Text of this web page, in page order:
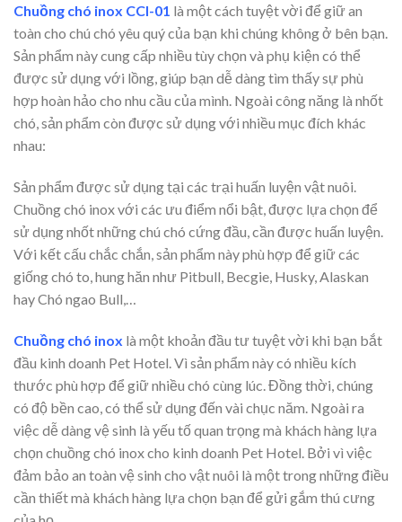
Chuồng chó inox CCI-01 là một cách tuyệt vời để giữ an
toàn cho chú chó yêu quý của bạn khi chúng không ở bên bạn.
Sản phẩm này cung cấp nhiều tùy chọn và phụ kiện có thể
được sử dụng với lồng, giúp bạn dễ dàng tìm thấy sự phù
hợp hoàn hảo cho nhu cầu của mình. Ngoài công năng là nhốt
chó, sản phẩm còn được sử dụng với nhiều mục đích khác
nhau:
Sản phẩm được sử dụng tại các trại huấn luyện vật nuôi.
Chuồng chó inox với các ưu điểm nổi bật, được lựa chọn để
sử dụng nhốt những chú chó cứng đầu, cần được huấn luyện.
Với kết cấu chắc chắn, sản phẩm này phù hợp để giữ các
giống chó to, hung hăn như Pitbull, Becgie, Husky, Alaskan
hay Chó ngao Bull,…
Chuồng chó inox là một khoản đầu tư tuyệt vời khi bạn bắt
đầu kinh doanh Pet Hotel. Vì sản phẩm này có nhiều kích
thước phù hợp để giữ nhiều chó cùng lúc. Đồng thời, chúng
có độ bền cao, có thể sử dụng đến vài chục năm. Ngoài ra
việc dễ dàng vệ sinh là yếu tố quan trọng mà khách hàng lựa
chọn chuồng chó inox cho kinh doanh Pet Hotel. Bởi vì việc
đảm bảo an toàn vệ sinh cho vật nuôi là một trong những điều
cần thiết mà khách hàng lựa chọn bạn để gửi gắm thú cưng